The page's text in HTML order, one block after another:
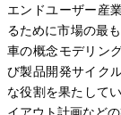
エンドユーザー産
るために市場の最
車の概念モデリン
び製品開発サイク
な役割を果たして